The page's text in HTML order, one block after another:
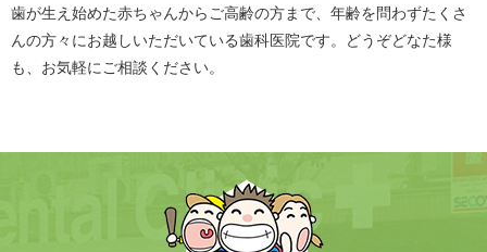
歯が生え始めた赤ちゃんからご高齢の方まで、年齢を問わずたくさ
んの方々にお越しいただいている歯科医院です。どうぞどなた様
も、お気軽にご相談ください。